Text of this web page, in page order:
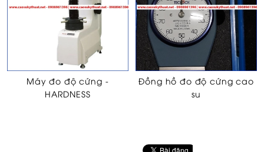
Máy đo độ cứng -
HARDNESS
Đồng hồ đo độ cứng cao
su